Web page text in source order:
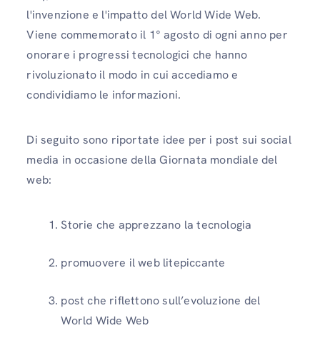
l'invenzione e l'impatto del World Wide Web.
Viene commemorato il 1° agosto di ogni anno per
onorare i progressi tecnologici che hanno
rivoluzionato il modo in cui accediamo e
condividiamo le informazioni.
Di seguito sono riportate idee per i post sui social
media in occasione della Giornata mondiale del
web:
Storie che apprezzano la tecnologia
promuovere il web litepiccante
post che riflettono sull’evoluzione del
World Wide Web